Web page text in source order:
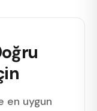
en uygun